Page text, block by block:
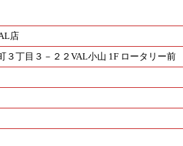
店
３丁目３－２２VAL小山 1F ロータリー前